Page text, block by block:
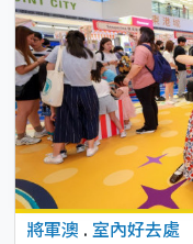
將軍澳 . 室內好去處